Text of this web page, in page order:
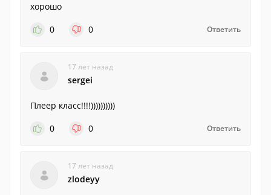
хорошо
0
0 Ответить
17 лет назад
sergei
Плеер класс!!!!))))))))))
0
0 Ответить
17 лет назад
zlodeyy